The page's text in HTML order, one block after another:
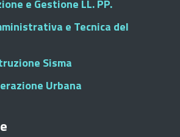
e Gestione LL. PP.
e Tecnica del
Sisma
Urbana